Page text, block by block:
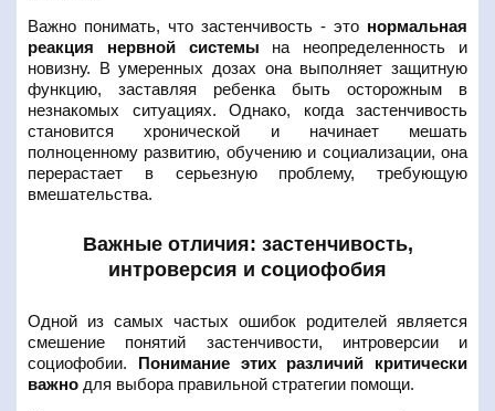
Важно понимать, что застенчивость - это нормальная
реакция нервной системы на неопределенность и
новизну. В умеренных дозах она выполняет защитную
функцию, заставляя ребенка быть осторожным в
незнакомых ситуациях. Однако, когда застенчивость
становится хронической и начинает мешать
полноценному развитию, обучению и социализации, она
перерастает в серьезную проблему, требующую
вмешательства.
Важные отличия: застенчивость,
интроверсия и социофобия
Одной из самых частых ошибок родителей является
смешение понятий застенчивости, интроверсии и
социофобии. Понимание этих различий критически
важно для выбора правильной стратегии помощи.